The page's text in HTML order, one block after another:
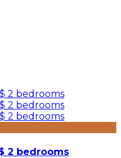
2 bedrooms